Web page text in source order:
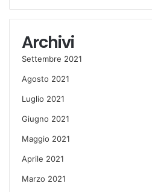
Archivi
Settembre 2021
Agosto 2021
Luglio 2021
Giugno 2021
Maggio 2021
Aprile 2021
Marzo 2021